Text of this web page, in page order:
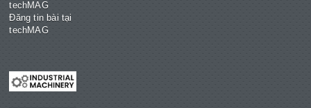
techMAG
Đăng tin bài tại
techMAG